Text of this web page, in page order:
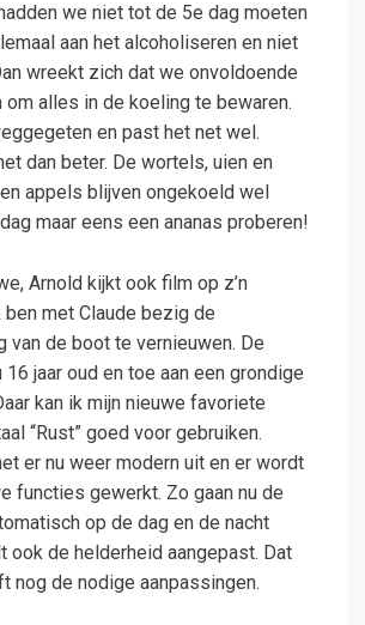
we niet tot de 5e dag moeten
aan het alcoholiseren en niet
wreekt zich dat we onvoldoende
om alles in de koeling te bewaren.
en past het net wel.
dan beter. De wortels, uien en
appels blijven ongekoeld wel
maar eens een ananas proberen!
Arnold kijkt ook film op z’n
met Claude bezig de
van de boot te vernieuwen. De
jaar oud en toe aan een grondige
kan ik mijn nieuwe favoriete
“Rust” goed voor gebruiken.
er nu weer modern uit en er wordt
functies gewerkt. Zo gaan nu de
op de dag en de nacht
ook de helderheid aangepast. Dat
nog de nodige aanpassingen.